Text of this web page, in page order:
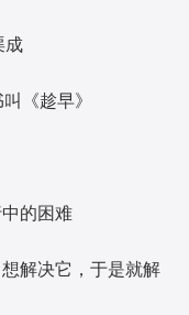
成
《趁早》
的困难
解决它，于是就解